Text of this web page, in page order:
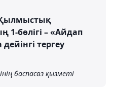
Қылмыстық
1-бөлігі – «Айдап
тергеу
баспасөз қызметі